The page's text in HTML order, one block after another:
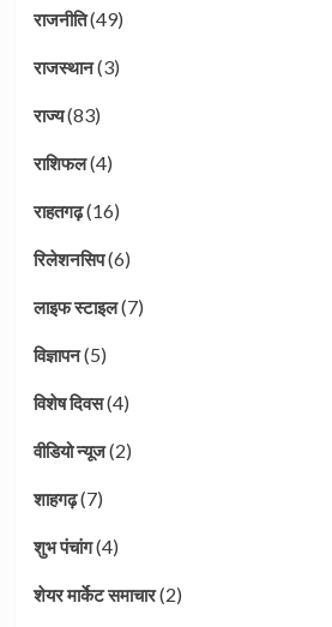
राजनीति(49)
राजस्थान(3)
राज्य(83)
राशिफल(4)
राहतगढ़(16)
रिलेशनसिप(6)
लाइफ स्टाइल(7)
विज्ञापन(5)
विशेष दिवस(4)
वीडियो न्यूज(2)
शाहगढ़(7)
शुभ पंचांग(4)
शेयर मार्केट समाचार(2)